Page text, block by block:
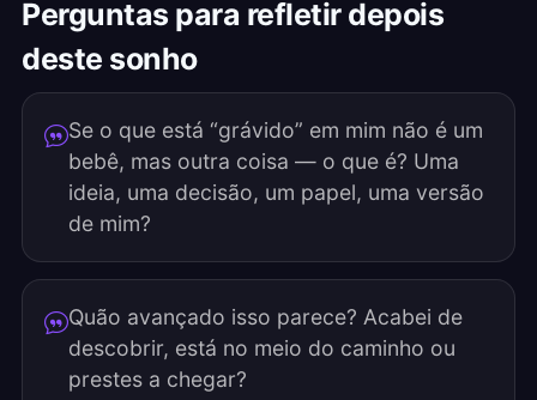
Perguntas para refletir depois
deste sonho
Se o que está “grávido” em mim não é um
bebê, mas outra coisa — o que é? Uma
ideia, uma decisão, um papel, uma versão
de mim?
Quão avançado isso parece? Acabei de
descobrir, está no meio do caminho ou
prestes a chegar?